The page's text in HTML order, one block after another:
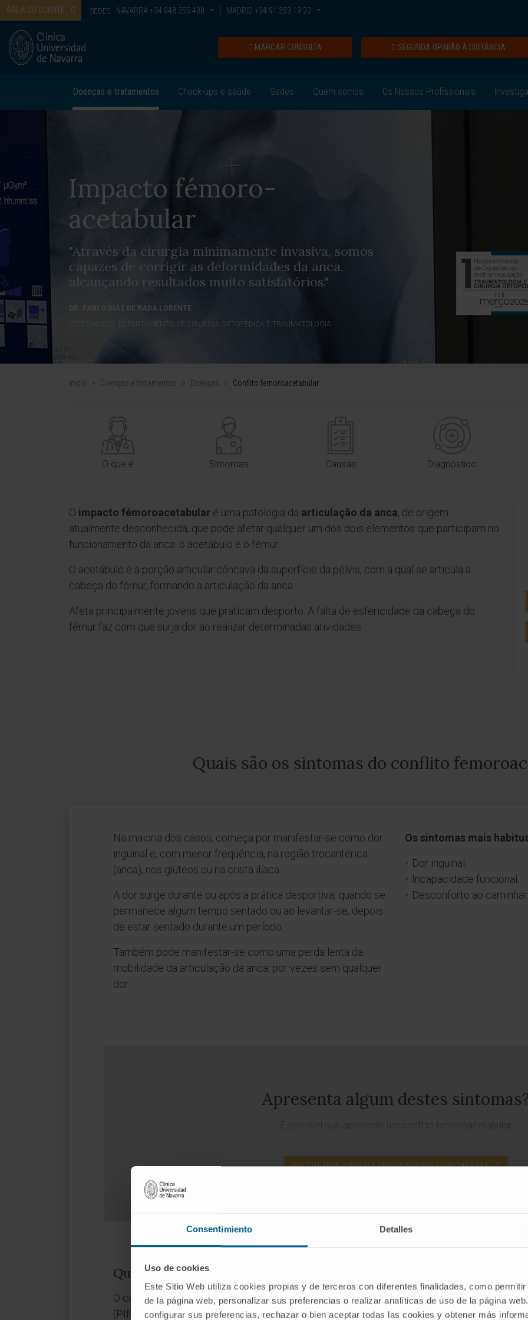
Consentimiento Detalles
Uso de cookies
Este Sitio Web utiliza cookies propias y de terceros con diferentes finalidades, como
de la página web, personalizar sus preferencias o realizar analíticas de uso de la página
configurar sus preferencias, rechazar o bien aceptar todas las cookies y obtener más
ÁREA DO DOENTE SEDES: NAVARRA +34 948 255 400 MADRID +34 91 353 19 20
SEGUNDA OPINIÃO À DISTÂNCIA
MARCAR CONSULTA
Doenças e tratamentos Check-ups e saúde Sedes Quem somos Os Nossos Profissionais
Impacto fémoro-
acetabular
"Através da cirurgia minimamente invasiva, somos
capazes de corrigir as deformidades da anca,
alcançando resultados muito satisfatórios."
DR. PABLO DÍAZ DE RADA LORENTE
ESPECIALISTA. DEPARTAMENTO DE CIRURGIA ORTOPÉDICA E TRAUMATOLOGIA
Inicio > Doenças e tratamentos > Doenças > Conflito femoroacetabular
O que é Sintomas Causas Diagnóstico
O impacto fémoroacetabular é uma patologia da articulação da anca, de origem
atualmente desconhecida, que pode afetar qualquer um dos dois elementos que participam no
funcionamento da anca: o acetábulo e o fémur.
O acetábulo é a porção articular côncava da superfície da pélvis, com a qual se articula a
cabeça do fémur, formando a articulação da anca.
Afeta principalmente jovens que praticam desporto. A falta de esfericidade da cabeça do
fémur faz com que surja dor ao realizar determinadas atividades.
Quais são os sintomas do conflito
Na maioria dos casos, começa por manifestar-se como dor
inguinal e, com menor frequência, na região trocantérica
(anca), nos glúteos ou na crista ilíaca.
A dor surge durante ou após a prática desportiva, quando se
permanece algum tempo sentado ou ao levantar-se, depois
de estar sentado durante um período.
Também pode manifestar-se como uma perda lenta da
mobilidade da articulação da anca, por vezes sem qualquer
dor.
Os sintomas mais
Dor inguinal.
Incapacidade funcional.
Desconforto ao caminhar.
Apresenta algum destes
SOLICITE UMA CONSULTA COM OS NOSSOS ESPECIALISTAS
Quais são as causas do conflito femoroacetabular?
O conflito femoroacetabular costuma dever-se à presença de uma saliência no colo do
(PINCER).